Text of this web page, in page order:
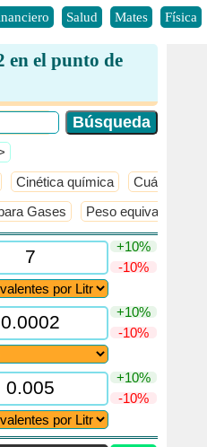
Salud Mates Física
en el punto de
Cinética química Cuántico
Gases Peso equivalente
+10%
-10%
+10%
-10%
+10%
-10%